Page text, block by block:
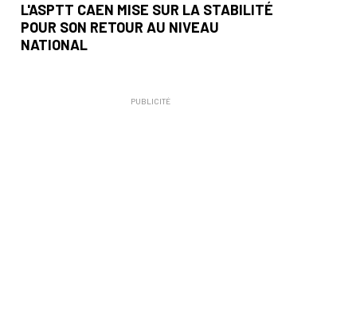
L'ASPTT CAEN MISE SUR LA STABILITÉ
POUR SON RETOUR AU NIVEAU
NATIONAL
PUBLICITÉ